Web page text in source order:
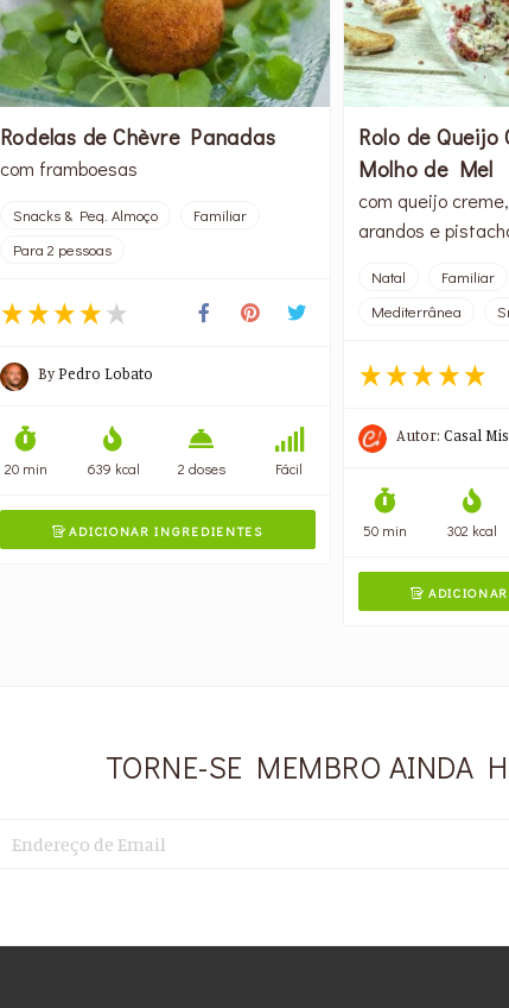
Rodelas de Chèvre Panadas
com framboesas
Snacks & Peq. Almoço
Familiar
Para 2 pessoas
ByPedro Lobato
20 min 639 kcal 2 doses Fácil
ADICIONAR INGREDIENTES
Rolo de Queijo
Molho de Mel
com queijo
arandos e
Natal Familiar
Mediterrânea
Autor: Casal
50 min 302 kcal

TORNE-SE MEMBRO AINDA